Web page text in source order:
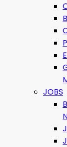
JOBS